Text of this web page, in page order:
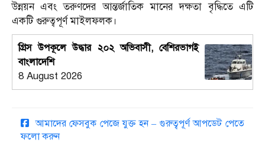
উন্নয়ন এবং তরুণদের আন্তর্জাতিক মানের দক্ষতা বৃদ্ধিতে এটি
একটি গুরুত্বপূর্ণ মাইলফলক।
গ্রিস উপকূলে উদ্ধার ২০২ অভিবাসী, বেশিরভাগই
বাংলাদেশি
8 August 2026
আমাদের ফেসবুক পেজে যুক্ত হন – গুরুত্বপূর্ণ আপডেট পেতে
ফলো করুন